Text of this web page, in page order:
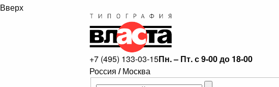
Вверх
+7 (495) 133-03-15Пн. – Пт. с 9-00 до 18-00
Россия / Москва